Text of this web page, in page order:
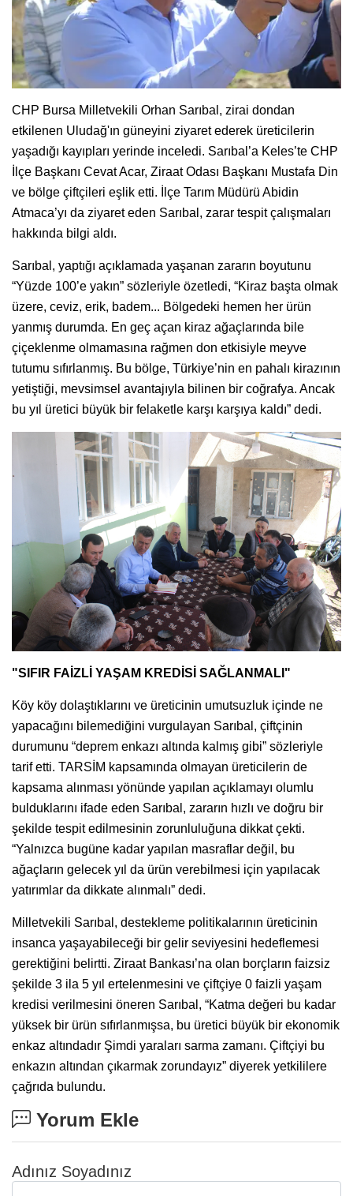
CHP Bursa Milletvekili Orhan Sarıbal, zirai dondan
etkilenen Uludağ'ın güneyini ziyaret ederek üreticilerin
yaşadığı kayıpları yerinde inceledi. Sarıbal’a Keles’te CHP
İlçe Başkanı Cevat Acar, Ziraat Odası Başkanı Mustafa Din
ve bölge çiftçileri eşlik etti. İlçe Tarım Müdürü Abidin
Atmaca’yı da ziyaret eden Sarıbal, zarar tespit çalışmaları
hakkında bilgi aldı.
Sarıbal, yaptığı açıklamada yaşanan zararın boyutunu
“Yüzde 100’e yakın” sözleriyle özetledi, “Kiraz başta olmak
üzere, ceviz, erik, badem... Bölgedeki hemen her ürün
yanmış durumda. En geç açan kiraz ağaçlarında bile
çiçeklenme olmamasına rağmen don etkisiyle meyve
tutumu sıfırlanmış. Bu bölge, Türkiye’nin en pahalı kirazının
yetiştiği, mevsimsel avantajıyla bilinen bir coğrafya. Ancak
bu yıl üretici büyük bir felaketle karşı karşıya kaldı” dedi.
"SIFIR FAİZLİ YAŞAM KREDİSİ SAĞLANMALI"
Köy köy dolaştıklarını ve üreticinin umutsuzluk içinde ne
yapacağını bilemediğini vurgulayan Sarıbal, çiftçinin
durumunu “deprem enkazı altında kalmış gibi” sözleriyle
tarif etti. TARSİM kapsamında olmayan üreticilerin de
kapsama alınması yönünde yapılan açıklamayı olumlu
bulduklarını ifade eden Sarıbal, zararın hızlı ve doğru bir
şekilde tespit edilmesinin zorunluluğuna dikkat çekti.
“Yalnızca bugüne kadar yapılan masraflar değil, bu
ağaçların gelecek yıl da ürün verebilmesi için yapılacak
yatırımlar da dikkate alınmalı” dedi.
Milletvekili Sarıbal, destekleme politikalarının üreticinin
insanca yaşayabileceği bir gelir seviyesini hedeflemesi
gerektiğini belirtti. Ziraat Bankası’na olan borçların faizsiz
şekilde 3 ila 5 yıl ertelenmesini ve çiftçiye 0 faizli yaşam
kredisi verilmesini öneren Sarıbal, “Katma değeri bu kadar
yüksek bir ürün sıfırlanmışsa, bu üretici büyük bir ekonomik
enkaz altındadır Şimdi yaraları sarma zamanı. Çiftçiyi bu
enkazın altından çıkarmak zorundayız” diyerek yetkililere
çağrıda bulundu.
Yorum Ekle
Adınız Soyadınız